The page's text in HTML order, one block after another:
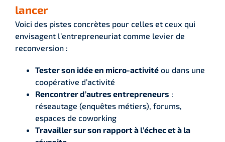
lancer
Voici des pistes concrètes pour celles et ceux qui
envisagent l’entrepreneuriat comme levier de
reconversion :
Tester son idée en micro-activité ou dans une
coopérative d’activité
Rencontrer d’autres entrepreneurs :
réseautage (enquêtes métiers), forums,
espaces de coworking
Travailler sur son rapport à l’échec et à la